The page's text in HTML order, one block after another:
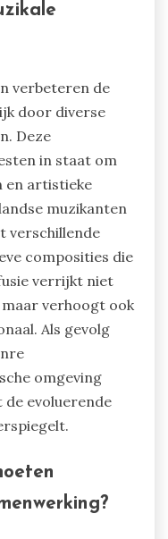
verbeteren de
door diverse
Deze
in staat om
en artistieke
muzikanten
verschillende
composities die
verrijkt niet
maar verhoogt ook
Als gevolg
omgeving
evoluerende